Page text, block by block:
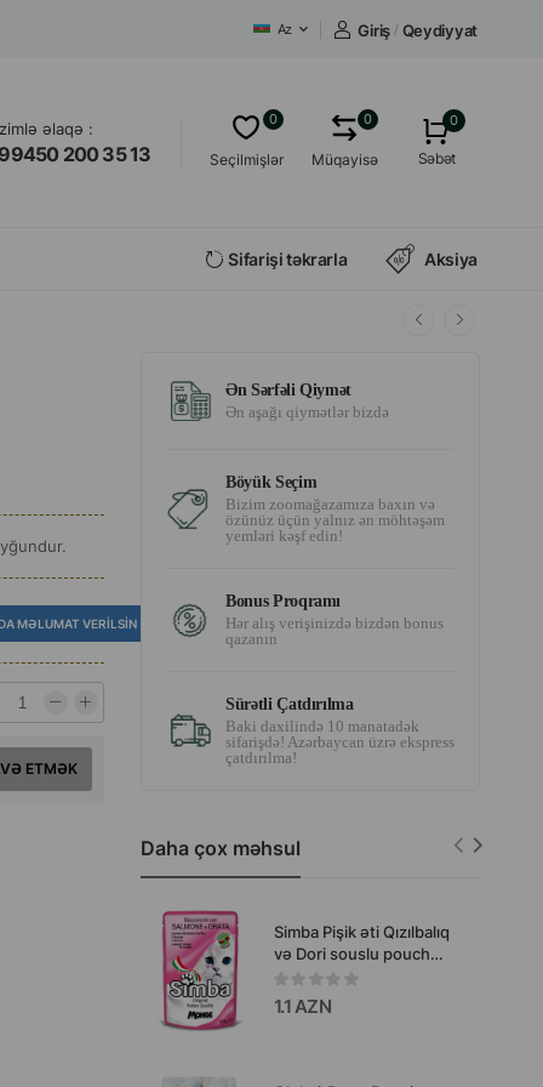
Az Giriş / Qeydiyyat
əlaqə :
200 35 13 Seçilmişlər
0
Müqayisə
0 0
Səbət
Sifarişi təkrarla Aksiya
MƏLUMAT VERILSIN
ETMƏK
Ən Sərfəli Qiymət
Ən aşağı qiymətlər bizdə
Böyük Seçim
Bizim zoomağazamıza baxın və
özünüz üçün yalnız ən möhtəşəm
yemləri kəşf edin!
Bonus Proqramı
Hər alış verişinizdə bizdən bonus
qazanın
Sürətli Çatdırılma
Baki daxilində 10 manatadək
sifarişdə! Azərbaycan üzrə ekspress
çatdırılma!
Daha çox məhsul
Simba Pişik əti Qızılbalıq
və Dori souslu pouch
böyüklər üçün pişiklər
üçün qızılbalıq və dori
dadı ilə 100 q
1.1 AZN